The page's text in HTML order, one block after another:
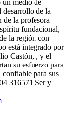
un medio de
de la
de la profesora
fundacional,
la región con
está integrado por
Castón, , y el
su esfuerzo para
para sus
316571 Ser y